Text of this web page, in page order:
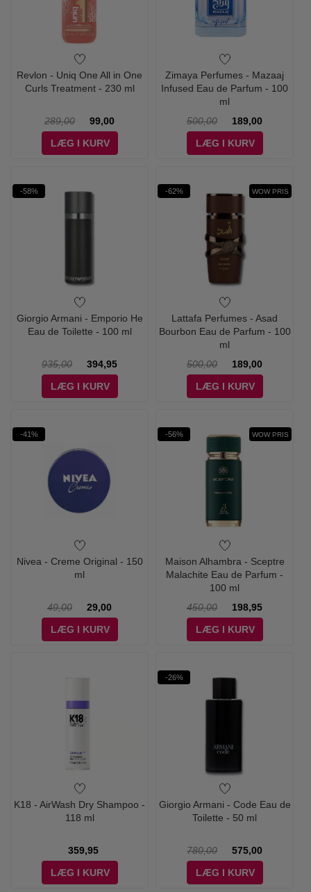
Revlon - Uniq One All in One
Curls Treatment - 230 ml
289,00
99,00
LÆG I KURV
Zimaya Perfumes - Mazaaj
Infused Eau de Parfum - 100
ml
500,00
189,00
LÆG I KURV
-58%
Giorgio Armani - Emporio He
Eau de Toilette - 100 ml
935,00
394,95
LÆG I KURV
-62% WOW PRIS
Lattafa Perfumes - Asad
Bourbon Eau de Parfum - 100
ml
500,00
189,00
LÆG I KURV
-41%
Nivea - Creme Original - 150
ml
49,00
29,00
LÆG I KURV
-56% WOW PRIS
Maison Alhambra - Sceptre
Malachite Eau de Parfum -
100 ml
450,00
198,95
LÆG I KURV
K18 - AirWash Dry Shampoo -
118 ml
359,95
LÆG I KURV
-26%
Giorgio Armani - Code Eau de
Toilette - 50 ml
780,00
575,00
LÆG I KURV